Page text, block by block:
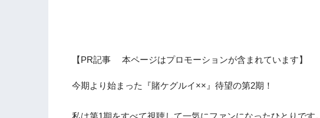
【PR記事 本ページはプロモーションが含まれています】
今期より始まった『賭ケグルイ××』待望の第2期！